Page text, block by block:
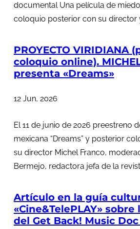
documental Una película de
coloquio posterior con su director
PROYECTO VIRIDIANA
coloquio online).
presenta «Dreams»
12 Jun, 2026
El 11 de junio de 2026 preestreno
mexicana “Dreams” y posterior
su director Michel Franco,
Bermejo, redactora jefa de la
Artículo en la guía
«Cine&TelePLAY» sobre
del Get Back! Music